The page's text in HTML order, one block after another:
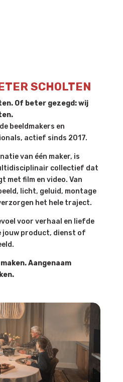
SCHOLTEN
Of beter gezegd: wij
beeldmakers en
actief sinds 2017.
van één maker, is
collectief dat
met film en video. Van
licht, geluid, montage
het hele traject.
voor verhaal en liefde
jouw product, dienst of
Aangenaam